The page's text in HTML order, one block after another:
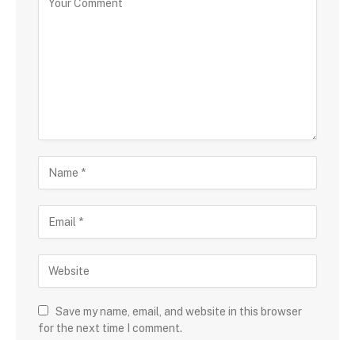
Save my name, email, and website in this browser
for the next time I comment.